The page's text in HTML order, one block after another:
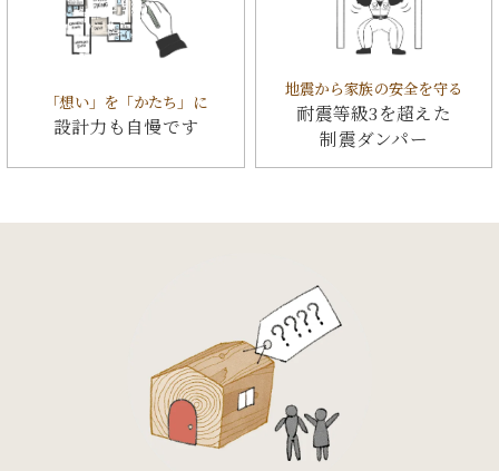
「想い」を「かたち」に
設計力も自慢です
地震から家族の安全を守る
耐震等級3を超えた
制震ダンパー